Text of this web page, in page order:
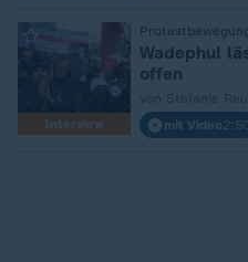
Interview
Wadephul
offen
mit Video2:50